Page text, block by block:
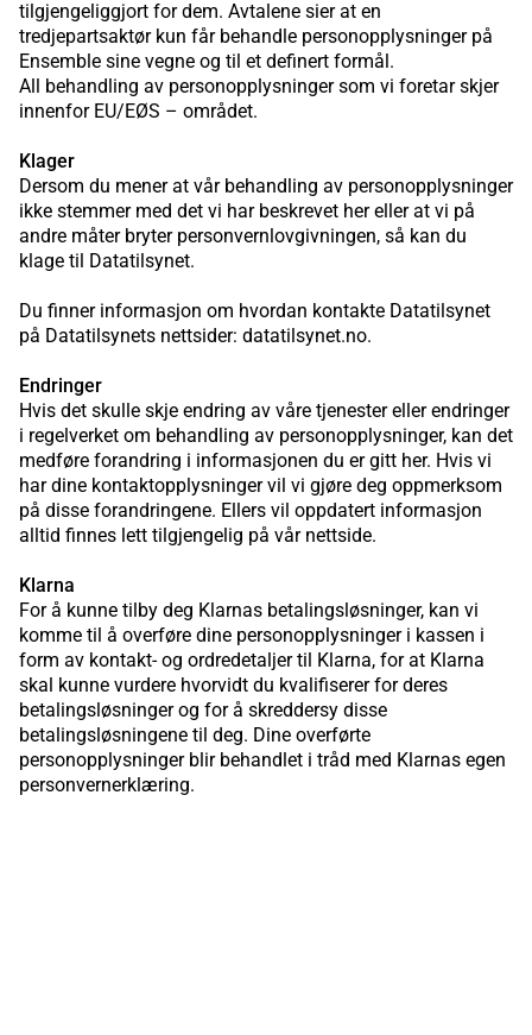
tilgjengeliggjort for dem. Avtalene sier at en
tredjepartsaktør kun får behandle personopplysninger på
Ensemble sine vegne og til et definert formål.
All behandling av personopplysninger som vi foretar skjer
innenfor EU/EØS – området.
Klager
Dersom du mener at vår behandling av personopplysninger
ikke stemmer med det vi har beskrevet her eller at vi på
andre måter bryter personvernlovgivningen, så kan du
klage til Datatilsynet.
Du finner informasjon om hvordan kontakte Datatilsynet
på Datatilsynets nettsider: datatilsynet.no.
Endringer
Hvis det skulle skje endring av våre tjenester eller endringer
i regelverket om behandling av personopplysninger, kan det
medføre forandring i informasjonen du er gitt her. Hvis vi
har dine kontaktopplysninger vil vi gjøre deg oppmerksom
på disse forandringene. Ellers vil oppdatert informasjon
alltid finnes lett tilgjengelig på vår nettside.
Klarna
For å kunne tilby deg Klarnas betalingsløsninger, kan vi
komme til å overføre dine personopplysninger i kassen i
form av kontakt- og ordredetaljer til Klarna, for at Klarna
skal kunne vurdere hvorvidt du kvalifiserer for deres
betalingsløsninger og for å skreddersy disse
betalingsløsningene til deg. Dine overførte
personopplysninger blir behandlet i tråd med Klarnas egen
personvernerklæring.